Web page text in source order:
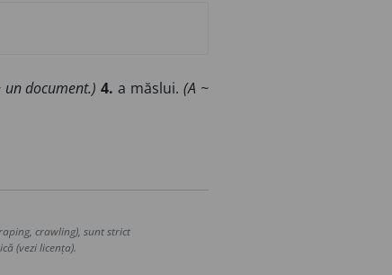
un document.) 4. a măslui.(A ~
crawling), sunt strict
(vezi licența).